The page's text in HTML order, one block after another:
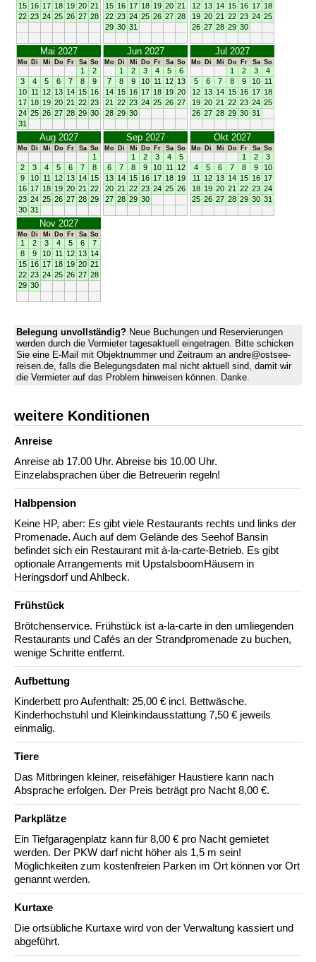
15 16 17 18 19 20 21
22 23 24 25 26 27 28
15 16 17 18 19 20 21
22 23 24 25 26 27 28
29 30 31
12 13 14 15 16 17 18
19 20 21 22 23 24 25
26 27 28 29 30
Mai 2027
Mo Di Mi Do Fr Sa So
1
2
3
4 5 6 7 8
9
10 11 12 13 14 15 16
17 18 19 20 21 22 23
24 25 26 27 28 29 30
31
Jun 2027
Mo Di Mi Do Fr Sa So
1 2 3 4 5
6
7
8 9 10 11 12 13
14 15 16 17 18 19 20
21 22 23 24 25 26 27
28 29 30
Jul 2027
Mo Di Mi Do Fr Sa So
1 2 3
4
5
6 7 8 9 10 11
12 13 14 15 16 17 18
19 20 21 22 23 24 25
26 27 28 29 30 31
Aug 2027
Mo Di Mi Do Fr Sa So
1
2
3 4 5 6 7
8
9
10 11 12 13 14 15
16 17 18 19 20 21 22
23 24 25 26 27 28 29
30 31
Sep 2027
Mo Di Mi Do Fr Sa So
1 2 3 4
5
6
7 8 9 10 11
12
13 14 15 16 17 18 19
20 21 22 23 24 25 26
27 28 29 30
Okt 2027
Mo Di Mi Do Fr Sa So
1 2
3
4
5 6 7 8 9
10
11
12 13 14 15 16 17
18 19 20 21 22 23 24
25 26 27 28 29 30 31
Nov 2027
Mo Di Mi Do Fr Sa So
1 2 3 4 5 6
7
8
9 10 11 12 13 14
15 16 17 18 19 20 21
22 23 24 25 26 27 28
29 30
Belegung unvollständig? Neue Buchungen und Reservierungen
werden durch die Vermieter tagesaktuell eingetragen. Bitte schicken
Sie eine E-Mail mit Objektnummer und Zeitraum an andre@ostsee-
reisen.de, falls die Belegungsdaten mal nicht aktuell sind, damit wir
die Vermieter auf das Problem hinweisen können. Danke.
weitere Konditionen
Anreise
Anreise ab 17.00 Uhr. Abreise bis 10.00 Uhr.
Einzelabsprachen über die Betreuerin regeln!
Halbpension
Keine HP, aber: Es gibt viele Restaurants rechts und links der
Promenade. Auch auf dem Gelände des Seehof Bansin
befindet sich ein Restaurant mit à-la-carte-Betrieb. Es gibt
optionale Arrangements mit UpstalsboomHäusern in
Heringsdorf und Ahlbeck.
Frühstück
Brötchenservice. Frühstück ist a-la-carte in den umliegenden
Restaurants und Cafés an der Strandpromenade zu buchen,
wenige Schritte entfernt.
Aufbettung
Kinderbett pro Aufenthalt: 25,00 € incl. Bettwäsche.
Kinderhochstuhl und Kleinkindausstattung 7,50 € jeweils
einmalig.
Tiere
Das Mitbringen kleiner, reisefähiger Haustiere kann nach
Absprache erfolgen. Der Preis beträgt pro Nacht 8,00 €.
Parkplätze
Ein Tiefgaragenplatz kann für 8,00 € pro Nacht gemietet
werden. Der PKW darf nicht höher als 1,5 m sein!
Möglichkeiten zum kostenfreien Parken im Ort können vor Ort
genannt werden.
Kurtaxe
Die ortsübliche Kurtaxe wird von der Verwaltung kassiert und
abgeführt.